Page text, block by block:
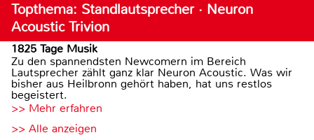
Topthema: Standlautsprecher · Neuron
Acoustic Trivion
1825 Tage Musik
Zu den spannendsten Newcomern im Bereich
Lautsprecher zählt ganz klar Neuron Acoustic. Was wir
bisher aus Heilbronn gehört haben, hat uns restlos
begeistert.
>> Mehr erfahren
>> Alle anzeigen